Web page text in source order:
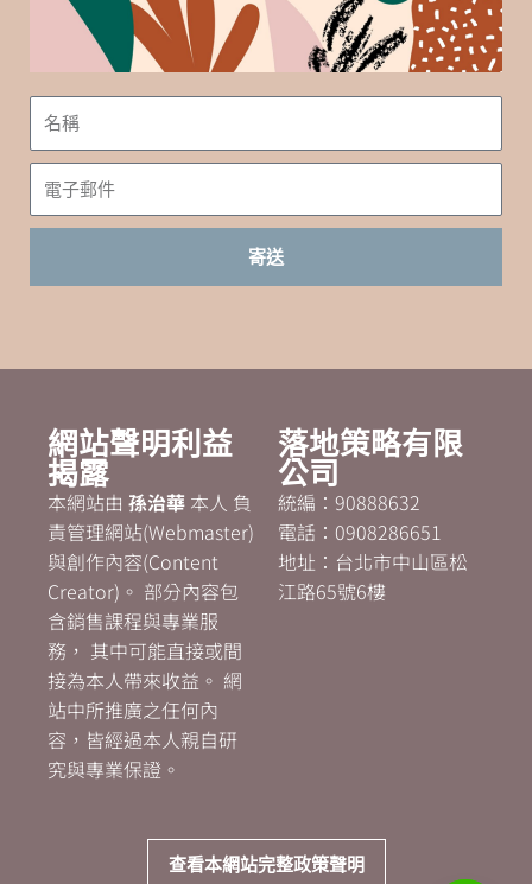
電
子
郵
寄送
網站聲明利益
揭露
本網站由 孫治華 本人 負
責管理網站(Webmaster)
與創作內容(Content
Creator)。 部分內容包
含銷售課程與專業服
務， 其中可能直接或間
接為本人帶來收益。 網
站中所推廣之任何內
容，皆經過本人親自研
究與專業保證。
落地策略有限
公司
統編：90888632
電話：0908286651
地址：台北市中山區松
江路65號6樓
查看本網站完整政策聲明